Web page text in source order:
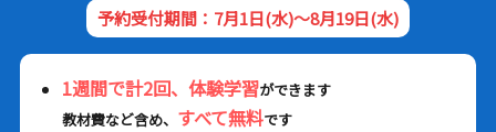
予約受付期間：7月1日(水)～8月19日(水)
1週間で計2回、体験学習ができます
教材費など含め、 すべて無料です